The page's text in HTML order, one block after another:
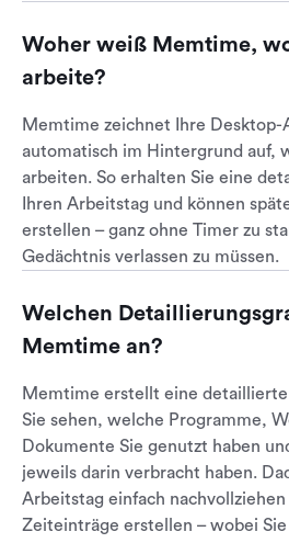
Woher weiß Memtime,
arbeite?
Memtime zeichnet Ihre
automatisch im Hintergrund auf,
arbeiten. So erhalten Sie eine
Ihren Arbeitstag und können
erstellen – ganz ohne Timer zu
Gedächtnis verlassen zu müssen.
Welchen
Memtime an?
Memtime erstellt eine
Sie sehen, welche Programme,
Dokumente Sie genutzt haben
jeweils darin verbracht haben.
Arbeitstag einfach
Zeiteinträge erstellen – wobei